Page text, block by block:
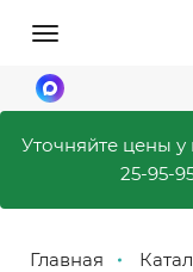
Уточняйте цены у
25-95-
Главная